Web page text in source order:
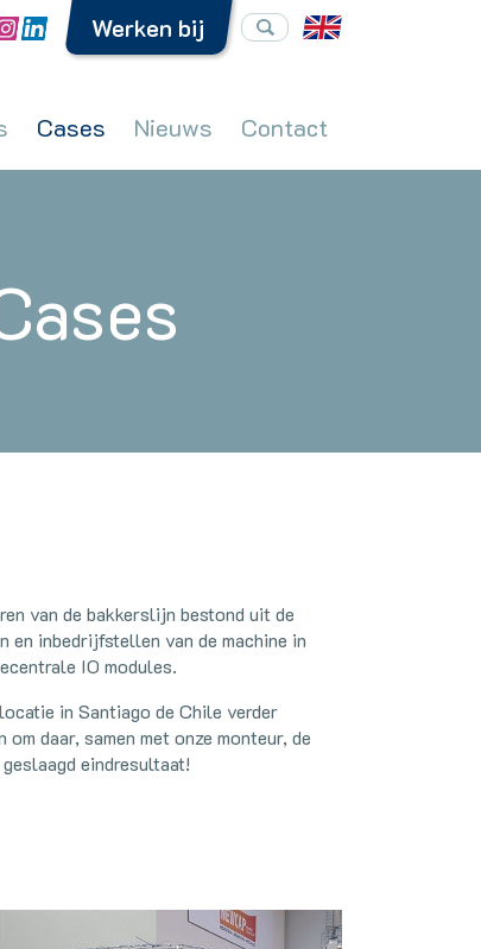
Cases Nieuws Contact
Werken bij
van de bakkerslijn bestond uit de
en inbedrijfstellen van de machine in
IO modules.
in Santiago de Chile verder
daar, samen met onze monteur, de
eindresultaat!